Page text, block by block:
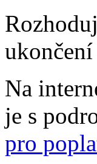
Na
je s
pro